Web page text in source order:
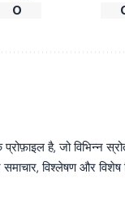
0
है, जो विभिन्न
विश्लेषण और विशेष